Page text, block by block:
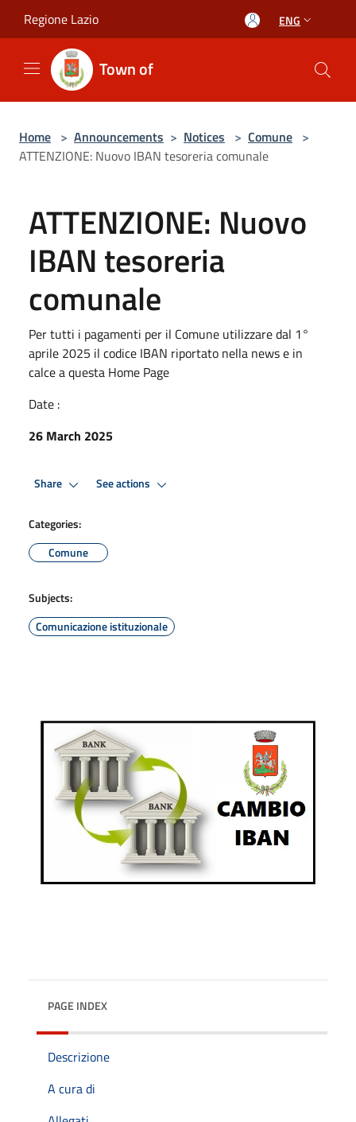
Regione Lazio ENG
Town of
Home > Announcements > Notices > Comune >
ATTENZIONE: Nuovo IBAN tesoreria comunale
ATTENZIONE: Nuovo
IBAN tesoreria
comunale
Per tutti i pagamenti per il Comune utilizzare dal 1°
aprile 2025 il codice IBAN riportato nella news e in
calce a questa Home Page
Date :
26 March 2025
Share See actions
Categories:
Comune
Subjects:
Comunicazione istituzionale
PAGE INDEX
Descrizione
A cura di